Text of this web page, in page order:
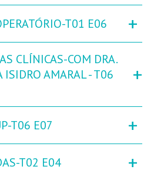
T01 E06 +
CLÍNICAS-COM DRA.
ISIDRO AMARAL - T06
+
T06 E07 +
T02 E04 +